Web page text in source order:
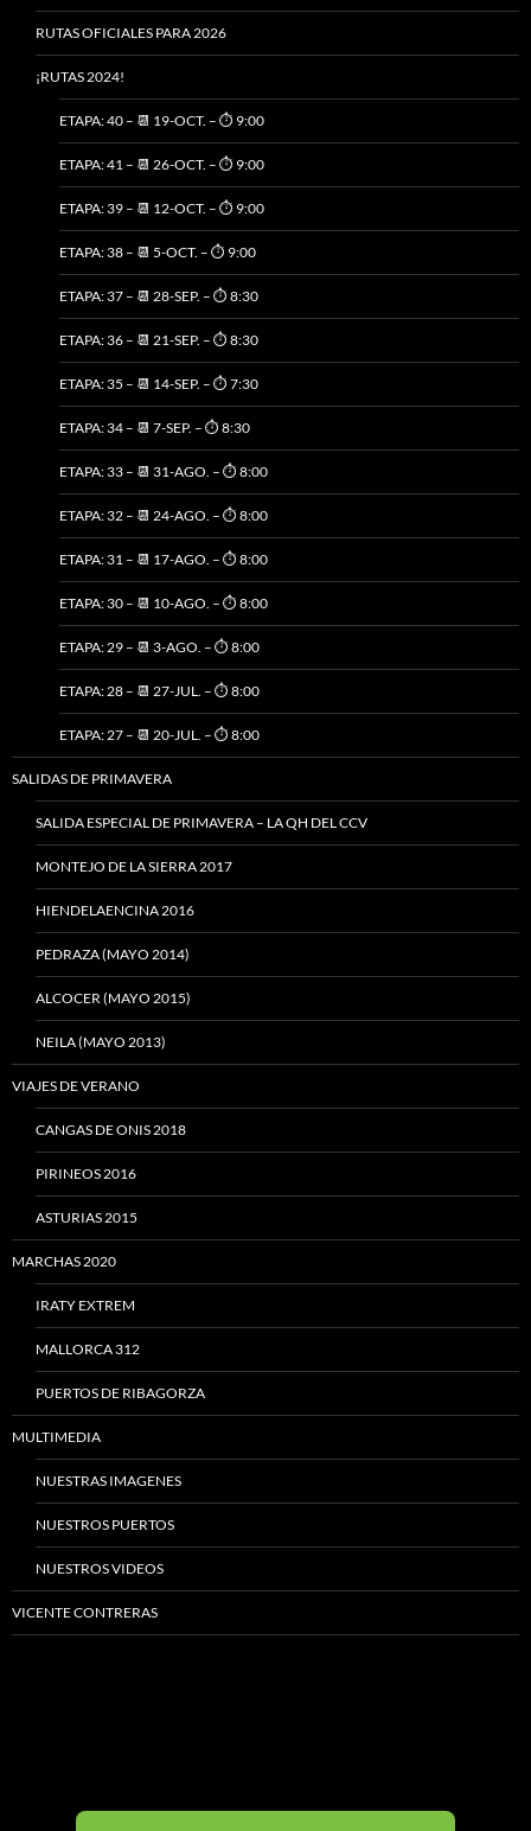
RUTAS OFICIALES PARA 2026
¡RUTAS 2024!
ETAPA: 40 – 📆 19-OCT. – ⏱️ 9:00
ETAPA: 41 – 📆 26-OCT. – ⏱️ 9:00
ETAPA: 39 – 📆 12-OCT. – ⏱️ 9:00
ETAPA: 38 – 📆 5-OCT. – ⏱️ 9:00
ETAPA: 37 – 📆 28-SEP. – ⏱️ 8:30
ETAPA: 36 – 📆 21-SEP. – ⏱️ 8:30
ETAPA: 35 – 📆 14-SEP. – ⏱️ 7:30
ETAPA: 34 – 📆 7-SEP. – ⏱️ 8:30
ETAPA: 33 – 📆 31-AGO. – ⏱️ 8:00
ETAPA: 32 – 📆 24-AGO. – ⏱️ 8:00
ETAPA: 31 – 📆 17-AGO. – ⏱️ 8:00
ETAPA: 30 – 📆 10-AGO. – ⏱️ 8:00
ETAPA: 29 – 📆 3-AGO. – ⏱️ 8:00
ETAPA: 28 – 📆 27-JUL. – ⏱️ 8:00
ETAPA: 27 – 📆 20-JUL. – ⏱️ 8:00
SALIDAS DE PRIMAVERA
SALIDA ESPECIAL DE PRIMAVERA – LA QH DEL CCV
MONTEJO DE LA SIERRA 2017
HIENDELAENCINA 2016
PEDRAZA (MAYO 2014)
ALCOCER (MAYO 2015)
NEILA (MAYO 2013)
VIAJES DE VERANO
CANGAS DE ONIS 2018
PIRINEOS 2016
ASTURIAS 2015
MARCHAS 2020
IRATY EXTREM
MALLORCA 312
PUERTOS DE RIBAGORZA
MULTIMEDIA
NUESTRAS IMAGENES
NUESTROS PUERTOS
NUESTROS VIDEOS
VICENTE CONTRERAS